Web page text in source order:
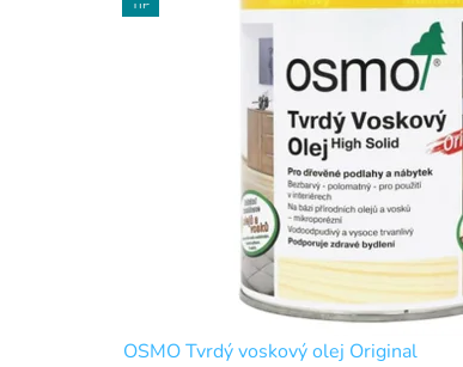
OSMO Tvrdý voskový olej Original
TIP